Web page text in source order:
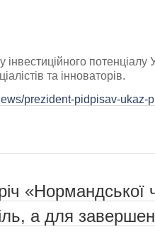
потенціалу
та інноваторів.
prezident-pidpisav-
«Нормандської
а для